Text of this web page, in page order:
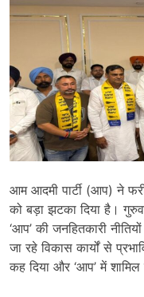
आम आदमी पार्टी (आप) ने
को बड़ा झटका दिया है।
‘आप’ की जनहितकारी
जा रहे विकास कार्यों से
कह दिया और ‘आप’ में शामिल